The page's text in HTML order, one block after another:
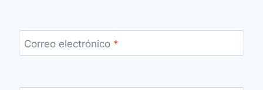
Correo electrónico *